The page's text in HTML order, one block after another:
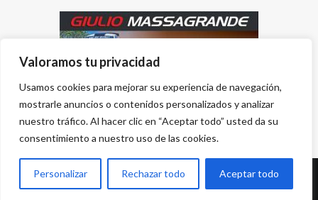
Valoramos tu privacidad
Usamos cookies para mejorar su experiencia de navegación,
mostrarle anuncios o contenidos personalizados y analizar
nuestro tráfico. Al hacer clic en “Aceptar todo” usted da su
consentimiento a nuestro uso de las cookies.
Personalizar Rechazar todo Aceptar todo
Desarrollado por